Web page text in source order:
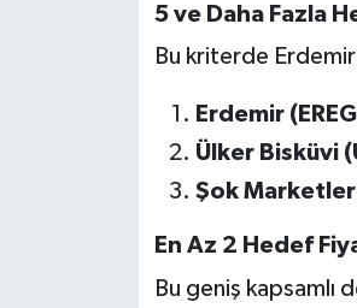
5 ve Daha Fazla
Bu kriterde
Erdemir
Ülker Bisküvi
Şok Marketler
En Az 2 Hedef
Bu geniş